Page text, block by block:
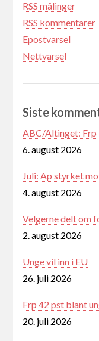
RSS målinger
RSS kommentarer
Epostvarsel
Nettvarsel
Siste
ABC/Altinget: Frp
6. august 2026
Juli: Ap styrket
4. august 2026
Velgerne delt om
2. august 2026
Unge vil inn i EU
26. juli 2026
Frp 42 pst blant
20. juli 2026